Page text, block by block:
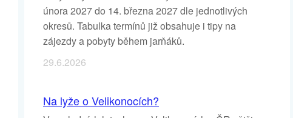
února 2027 do 14. března 2027 dle jednotlivých
okresů. Tabulka termínů již obsahuje i tipy na
zájezdy a pobyty během jarňáků.
29.6.2026
Na lyže o Velikonocích?